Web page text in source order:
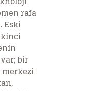
rafa
Eski
var; bir